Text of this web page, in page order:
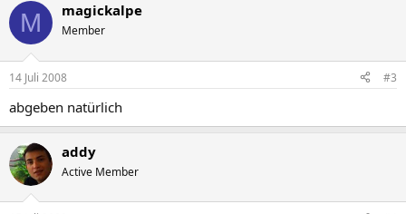
M magickalpe
Member
14 Juli 2008 #3
abgeben natürlich
addy
Active Member